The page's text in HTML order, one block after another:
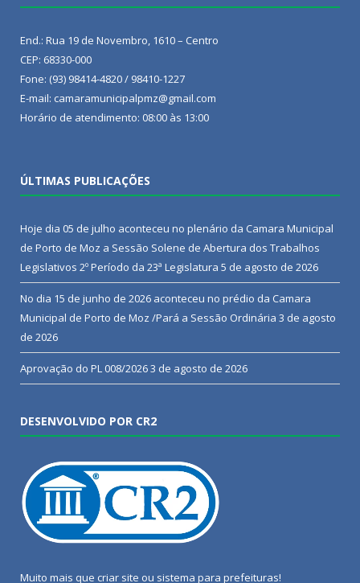
End.: Rua 19 de Novembro, 1610 – Centro
CEP: 68330-000
Fone: (93) 98414-4820 / 98410-1227
E-mail: camaramunicipalpmz@gmail.com
Horário de atendimento: 08:00 às 13:00
ÚLTIMAS PUBLICAÇÕES
Hoje dia 05 de julho aconteceu no plenário da Camara Municipal
de Porto de Moz a Sessão Solene de Abertura dos Trabalhos
Legislativos 2º Período da 23ª Legislatura 5 de agosto de 2026
No dia 15 de junho de 2026 aconteceu no prédio da Camara
Municipal de Porto de Moz /Pará a Sessão Ordinária 3 de agosto
de 2026
Aprovação do PL 008/20263 de agosto de 2026
DESENVOLVIDO POR CR2
Muito mais que criar site ou sistema para prefeituras!